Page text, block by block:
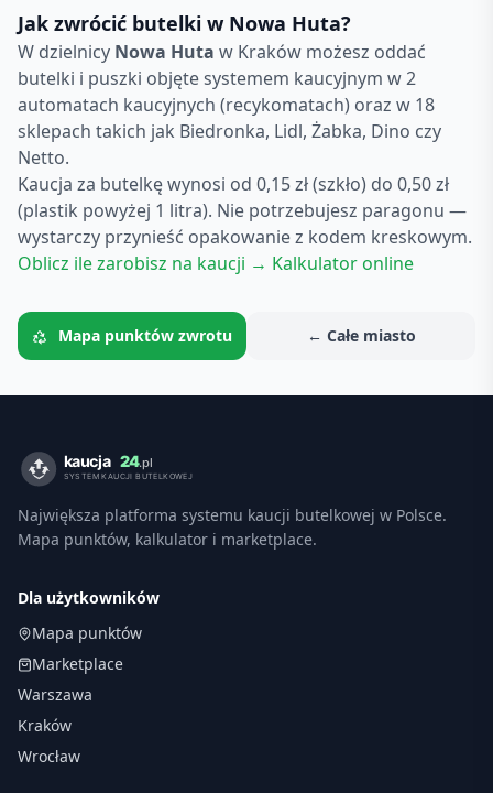
Jak zwrócić butelki w Nowa Huta?
W dzielnicy Nowa Huta w Kraków możesz oddać
butelki i puszki objęte systemem kaucyjnym w2
automatach kaucyjnych (recykomatach) oraz w 18
sklepach takich jak Biedronka, Lidl, Żabka, Dino czy
Netto.
Kaucja za butelkę wynosi od 0,15 zł (szkło) do 0,50 zł
(plastik powyżej 1 litra). Nie potrzebujesz paragonu —
wystarczy przynieść opakowanie z kodem kreskowym.
Oblicz ile zarobisz na kaucji → Kalkulator online
Mapa punktów zwrotu ← Całe miasto
Największa platforma systemu kaucji butelkowej w Polsce.
Mapa punktów, kalkulator i marketplace.
Dla użytkowników
Mapa punktów
Marketplace
Warszawa
Kraków
Wrocław